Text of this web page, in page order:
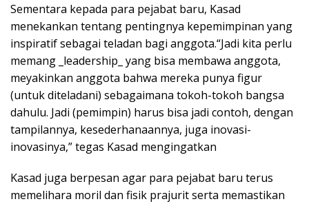
Sementara kepada para pejabat baru, Kasad
menekankan tentang pentingnya kepemimpinan yang
inspiratif sebagai teladan bagi anggota.“Jadi kita perlu
memang _leadership_ yang bisa membawa anggota,
meyakinkan anggota bahwa mereka punya figur
(untuk diteladani) sebagaimana tokoh-tokoh bangsa
dahulu. Jadi (pemimpin) harus bisa jadi contoh, dengan
tampilannya, kesederhanaannya, juga inovasi-
inovasinya,” tegas Kasad mengingatkan
Kasad juga berpesan agar para pejabat baru terus
memelihara moril dan fisik prajurit serta memastikan